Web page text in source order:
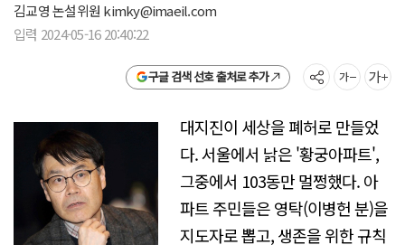
김교영 논설위원 kimky@imaeil.com
입력 2024-05-16 20:40:22
구글 검색 선호 출처로 추가
대지진이 세상을 폐허로 만들었
다. 서울에서 낡은 '황궁아파트',
그중에서 103동만 멀쩡했다. 아
파트 주민들은 영탁(이병헌 분)을
지도자로 뽑고, 생존을 위한 규칙